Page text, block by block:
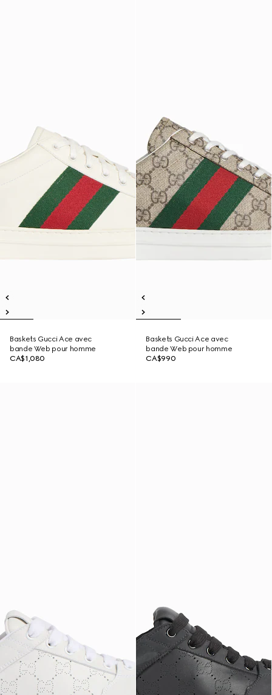
Baskets Gucci Ace avec
bande Web pour homme
CA$1,080
Baskets Gucci Ace avec
bande Web pour homme
CA$990